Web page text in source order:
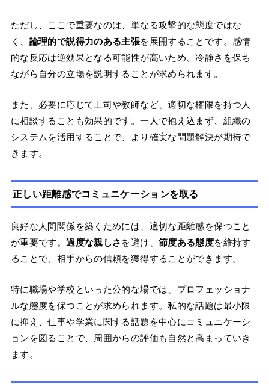
ただし、ここで重要なのは、単なる攻撃的な態度ではな
く、 論理的で説得力のある主張を展開することです。感情
的な反応は逆効果となる可能性が高いため、冷静さを保ち
ながら自分の立場を説明することが求められます。
また、必要に応じて上司や教師など、適切な権限を持つ人
に相談することも効果的です。一人で抱え込まず、組織の
システムを活用することで、より確実な問題解決が期待で
きます。
正しい距離感でコミュニケーションを取る
良好な人間関係を築くためには、適切な距離感を保つこと
が重要です。過度な親しさ を避け、 節度ある態度を維持す
ることで、相手からの信頼を獲得することができます。
特に職場や学校といった公的な場では、プロフェッショナ
ルな態度を保つことが求められます。私的な話題は最小限
に抑え、仕事や学業に関する話題を中心にコミュニケーシ
ョンを図ることで、周囲からの評価も自然と高まっていき
ます。